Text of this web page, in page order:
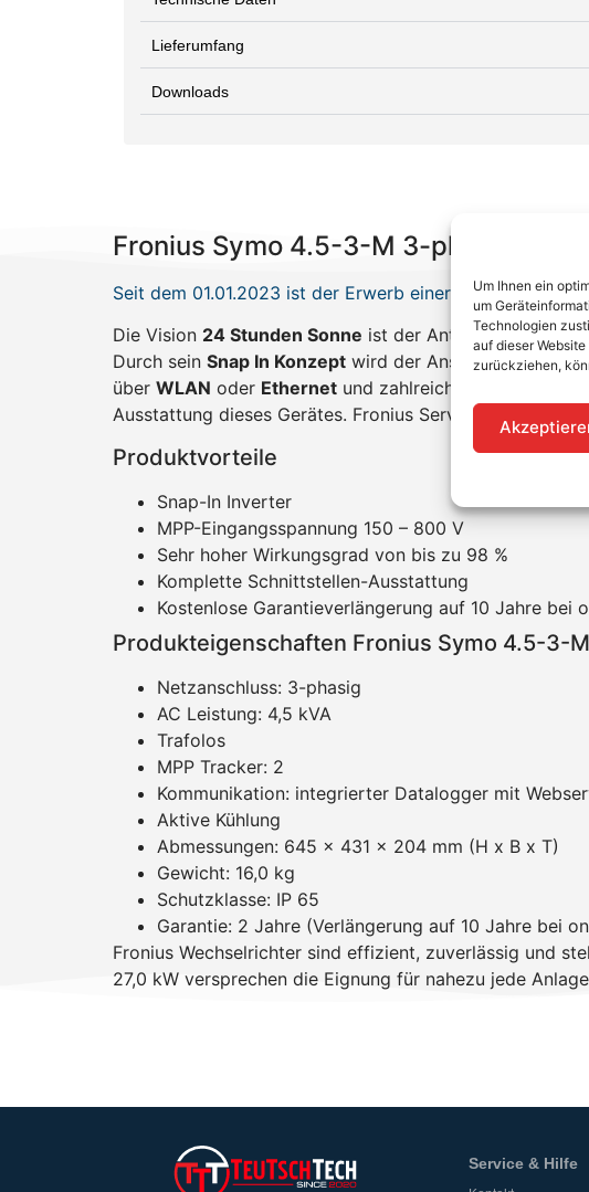
Um Ihnen ein
um
Technologien
auf dieser
zurückziehen,
Lieferumfang
Downloads
Fronius Symo 4.5-3-M 3-phasiger
Seit dem 01.01.2023 ist der Erwerb einer
Die Vision 24 Stunden Sonne ist der Antrieb von
Durch sein Snap In Konzept wird der Anschlussbereich
über WLAN oder Ethernet und zahlreiche Anschlüsse
Ausstattung dieses Gerätes. Fronius Service Partner
Produktvorteile
Snap-In Inverter
MPP-Eingangsspannung 150 – 800 V
Sehr hoher Wirkungsgrad von bis zu 98 %
Komplette Schnittstellen-Ausstattung
Kostenlose Garantieverlängerung auf 10 Jahre bei
Produkteigenschaften Fronius Symo 4.5-3-M
Netzanschluss: 3-phasig
AC Leistung: 4,5 kVA
Trafolos
MPP Tracker: 2
Kommunikation: integrierter Datalogger mit
Aktive Kühlung
Abmessungen: 645 x 431 x 204 mm (H x B x T)
Gewicht: 16,0 kg
Schutzklasse: IP 65
Garantie: 2 Jahre (Verlängerung auf 10 Jahre bei
Fronius Wechselrichter sind effizient, zuverlässig und
27,0 kW versprechen die Eignung für nahezu jede
Service & Hilfe